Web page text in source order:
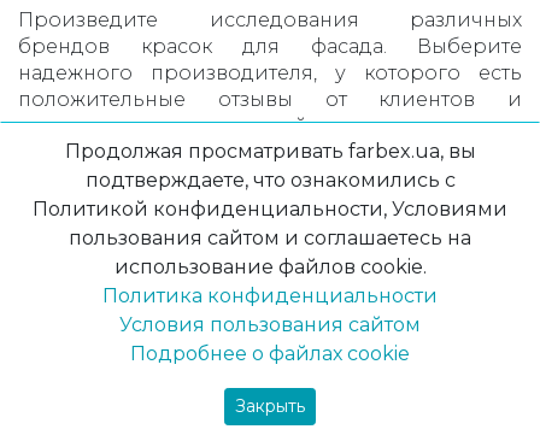
Произведите исследования различных
брендов красок для фасада. Выберите
надежного производителя, у которого есть
положительные отзывы от клиентов и
гарантирует качество своей продукции.
Шаг 5: Консультация со
специалистами
Если вы не уверены в своих выборах,
обратитесь к нашим специалистам или
консультантам по выбору красок для фасада.
Они помогут вам сделать оптимальный выбор,
бюджетные ограничения.
Продолжая просматривать farbex.ua, вы
подтверждаете, что ознакомились с
Политикой конфиденциальности, Условиями
пользования сайтом и соглашаетесь на
использование файлов cookie.
Политика конфиденциальности
Условия пользования сайтом
Подробнее о файлах cookie
Закрыть